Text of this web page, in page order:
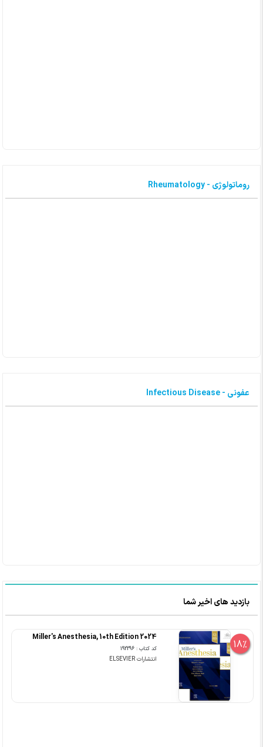
روماتولوژی - Rheumatology
عفونی - Infectious Disease
بازدید های اخیر شما
18%
Miller's Anesthesia, 10th Edition 2024
کد کتاب : 192296
انتشارات ELSEVIER